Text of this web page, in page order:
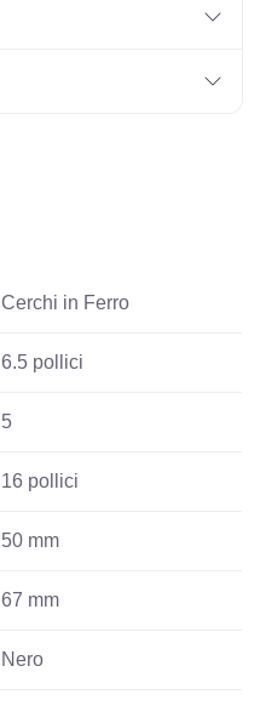
Cerchi in Ferro
6.5 pollici
5
16 pollici
50 mm
67 mm
Nero